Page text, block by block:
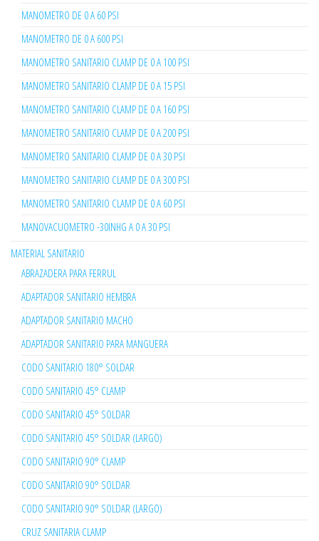
MANOMETRO DE 0 A 60 PSI
MANOMETRO DE 0 A 600 PSI
MANOMETRO SANITARIO CLAMP DE 0 A 100 PSI
MANOMETRO SANITARIO CLAMP DE 0 A 15 PSI
MANOMETRO SANITARIO CLAMP DE 0 A 160 PSI
MANOMETRO SANITARIO CLAMP DE 0 A 200 PSI
MANOMETRO SANITARIO CLAMP DE 0 A 30 PSI
MANOMETRO SANITARIO CLAMP DE 0 A 300 PSI
MANOMETRO SANITARIO CLAMP DE 0 A 60 PSI
MANOVACUOMETRO -30INHG A 0 A 30 PSI
MATERIAL SANITARIO
ABRAZADERA PARA FERRUL
ADAPTADOR SANITARIO HEMBRA
ADAPTADOR SANITARIO MACHO
ADAPTADOR SANITARIO PARA MANGUERA
CODO SANITARIO 180° SOLDAR
CODO SANITARIO 45° CLAMP
CODO SANITARIO 45° SOLDAR
CODO SANITARIO 45° SOLDAR (LARGO)
CODO SANITARIO 90° CLAMP
CODO SANITARIO 90° SOLDAR
CODO SANITARIO 90° SOLDAR (LARGO)
CRUZ SANITARIA CLAMP